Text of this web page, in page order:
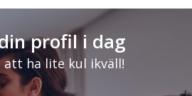
profil i dag
att ha lite kul ikväll!